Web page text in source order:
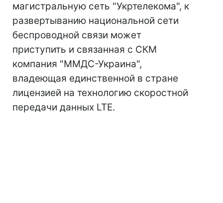
магистральную сеть "Укртелекома", к
развертыванию национальной сети
беспроводной связи может
приступить и связанная с СКМ
компания "ММДС-Украина",
владеющая единственной в стране
лицензией на технологию скоростной
передачи данных LTE.